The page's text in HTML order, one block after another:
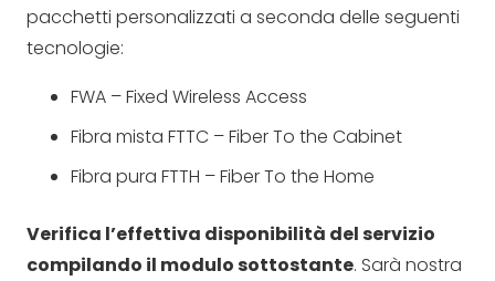
pacchetti personalizzati a seconda delle seguenti
tecnologie:
FWA – Fixed Wireless Access
Fibra mista FTTC – Fiber To the Cabinet
Fibra pura FTTH – Fiber To the Home
Verifica l’effettiva disponibilità del servizio
compilando il modulo sottostante. Sarà nostra